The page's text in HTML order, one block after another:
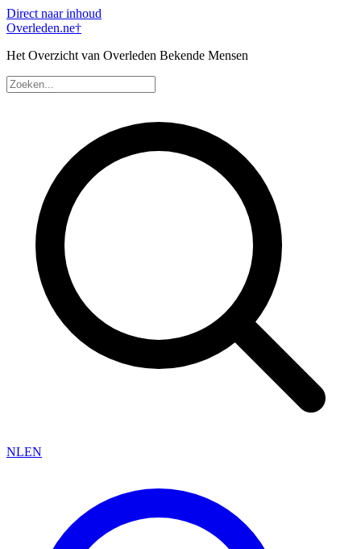
Direct naar inhoud
Overleden.ne†
Het Overzicht van Overleden Bekende Mensen
NLEN